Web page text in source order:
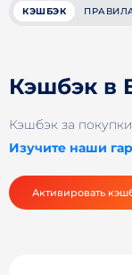
КЭШБЭК
Кэшбэк в
Кэшбэк за
Изучите наши
Активировать